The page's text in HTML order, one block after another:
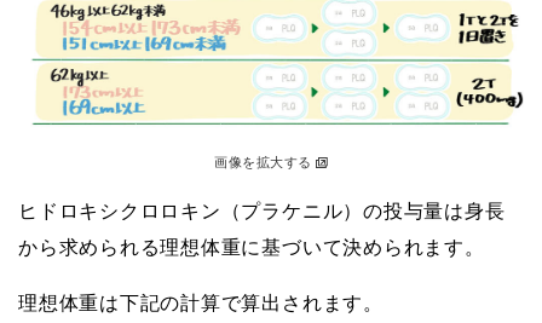
画像を拡大する
ヒドロキシクロロキン（プラケニル）の投与量は身長
から求められる理想体重に基づいて決められます。
理想体重は下記の計算で算出されます。